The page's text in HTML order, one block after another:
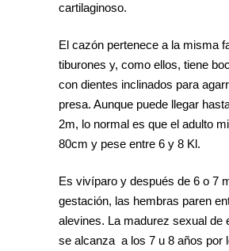
cartilaginoso.
El cazón pertenece a la misma
tiburones y, como ellos, tiene
con dientes inclinados para
presa. Aunque puede llegar
2m, lo normal es que el adulto
80cm y pese entre 6 y 8 Kl.
Es vivíparo y después de 6 o 7
gestación, las hembras paren
alevines. La madurez sexual de
se alcanza a los 7 u 8 años por